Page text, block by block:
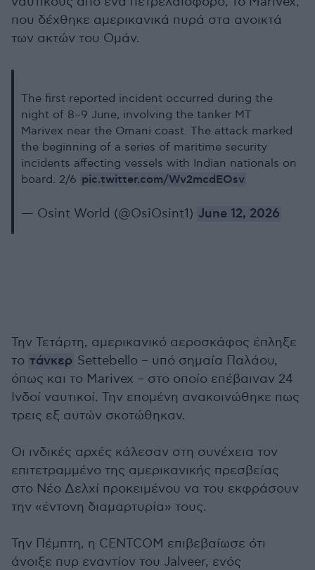
που δέχθηκε αμερικανικά πυρά στα ανοικτά
των ακτών του Ομάν.
The first reported incident occurred during the
night of 8–9 June, involving the tanker MT
Marivex near the Omani coast. The attack marked
the beginning of a series of maritime security
incidents affecting vessels with Indian nationals on
board. 2/6 pic.twitter.com/Wv2mcdEOsv
— Osint World (@OsiOsint1) June 12, 2026
Την Τετάρτη, αμερικανικό αεροσκάφος έπληξε
το τάνκερ Settebello – υπό σημαία Παλάου,
όπως και το Marivex – στο οποίο επέβαιναν 24
Ινδοί ναυτικοί. Την επομένη ανακοινώθηκε πως
τρεις εξ αυτών σκοτώθηκαν.
Οι ινδικές αρχές κάλεσαν στη συνέχεια τον
επιτετραμμένο της αμερικανικής πρεσβείας
στο Νέο Δελχί προκειμένου να του εκφράσουν
την «έντονη διαμαρτυρία» τους.
Την Πέμπτη, η CENTCOM επιβεβαίωσε ότι
άνοιξε πυρ εναντίον του Jalveer, ενός